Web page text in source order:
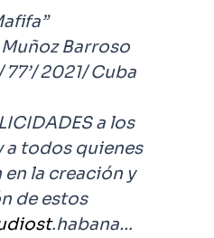
Barroso
2021/ Cuba
a los
a todos quienes
la creación y
de estos
.habana…